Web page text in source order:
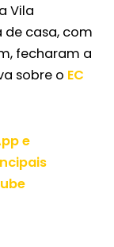
Vila
de casa, com
fecharam a
sobre o EC
e